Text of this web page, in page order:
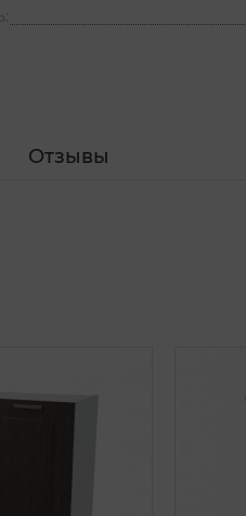
Отзывы